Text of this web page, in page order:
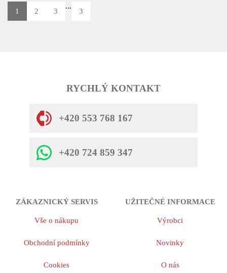
1 2 3
...
3
RYCHLÝ KONTAKT
+420 553 768 167
+420 724 859 347
ZÁKAZNICKÝ SERVIS
Vše o nákupu
Obchodní podmínky
Cookies
UŽITEČNÉ INFORMACE
Výrobci
Novinky
O nás